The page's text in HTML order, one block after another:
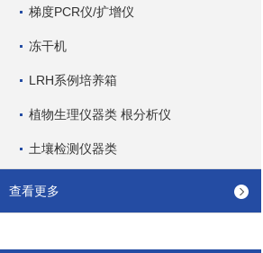
梯度PCR仪/扩增仪
冻干机
LRH系例培养箱
植物生理仪器类 根分析仪
土壤检测仪器类
查看更多